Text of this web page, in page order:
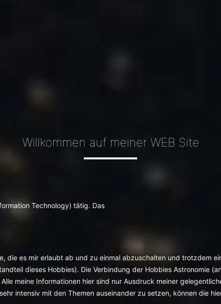
Willkommen auf meiner WEB Site
Technology) tätig. Das
die es mir erlaubt ab und zu einmal abzuschalten und trotzdem
dieses Hobbies). Die Verbindung der Hobbies Astronomie
meine Informationen hier sind nur Ausdruck meiner
intensiv mit den Themen auseinander zu setzen, können die